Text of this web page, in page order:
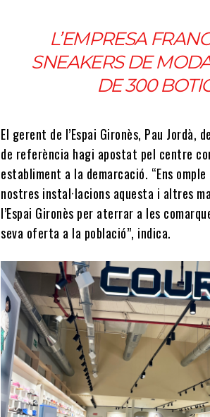
L’EMPRESA
SNEAKERS DE
DE 300
El gerent de l’Espai Gironès, Pau
de referència hagi apostat pel centre
establiment a la demarcació. “Ens
nostres instal·lacions aquesta i altres
l’Espai Gironès per aterrar a les
seva oferta a la població”, indica.